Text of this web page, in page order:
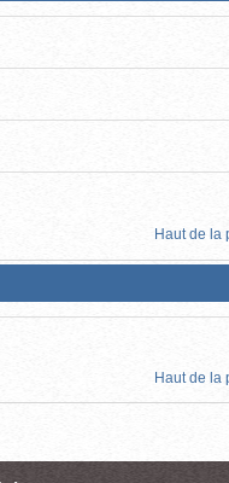
Haut de la
Haut de la